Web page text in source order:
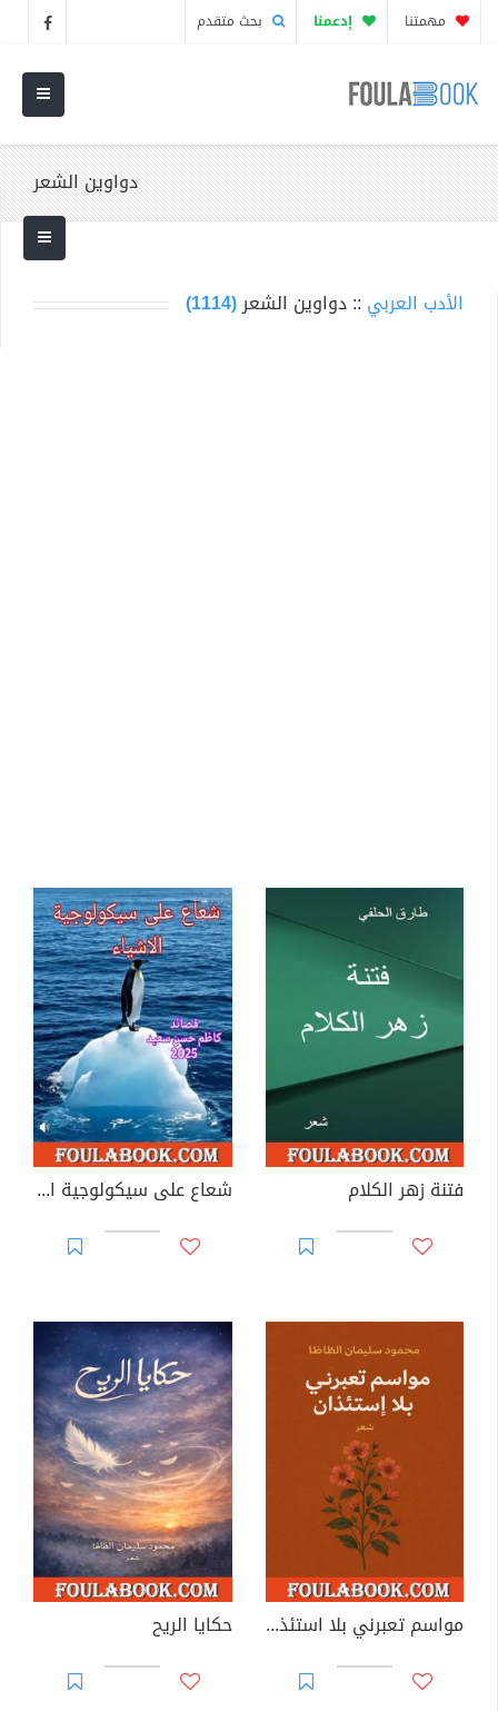
مهمتنا إدعمنا بحث متقدم
دواوين الشعر
الأدب العربي :: دواوين الشعر(1114)
فتنة زهر الكلام شعاع على سيكولوجية الأشياء
مواسم تعبرني بلا استئذان حكايا الريح